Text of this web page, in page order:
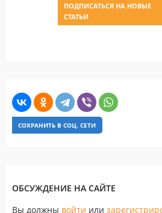
ПОДПИСАТЬСЯ НА НОВЫЕ
СТАТЬИ
СОХРАНИТЬ В СОЦ. СЕТИ
ОБСУЖДЕНИЕ НА САЙТЕ
Вы должны войти или